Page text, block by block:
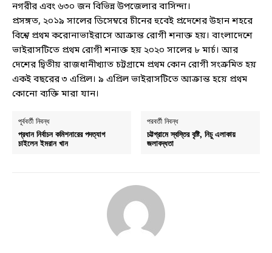
নগরীর এবং ৬৩০ জন বিভিন্ন উপজেলার বাসিন্দা।
প্রসঙ্গত, ২০১৯ সালের ডিসেম্বরে চীনের হুবেই প্রদেশের উহান শহরে
বিশ্বে প্রথম করোনাভাইরাসে আক্রান্ত রোগী শনাক্ত হয়। বাংলাদেশে
ভাইরাসটিতে প্রথম রোগী শনাক্ত হয় ২০২০ সালের ৮ মার্চ। আর
দেশের দ্বিতীয় রাজধানীখ্যাত চট্টগ্রামে প্রথম কোন রোগী সংক্রমিত হয়
একই বছরের ৩ এপ্রিল। ৯ এপ্রিল ভাইরাসটিতে আক্রান্ত হয়ে প্রথম
কোনো ব্যক্তি মারা যান।
পূর্ববর্তী নিবন্ধ
প্রধান নির্বাচন কমিশনারের পদত্যাগ
চাইলেন ইমরান খান
পরবর্তী নিবন্ধ
চট্টগ্রামে স্বস্তির বৃষ্টি, নিচু এলাকায়
জলাবদ্ধতা